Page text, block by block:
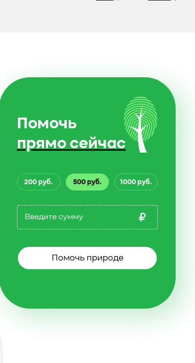
Помочь
прямо сейчас
200 руб. 500 руб. 1000 руб.
Помочь природе